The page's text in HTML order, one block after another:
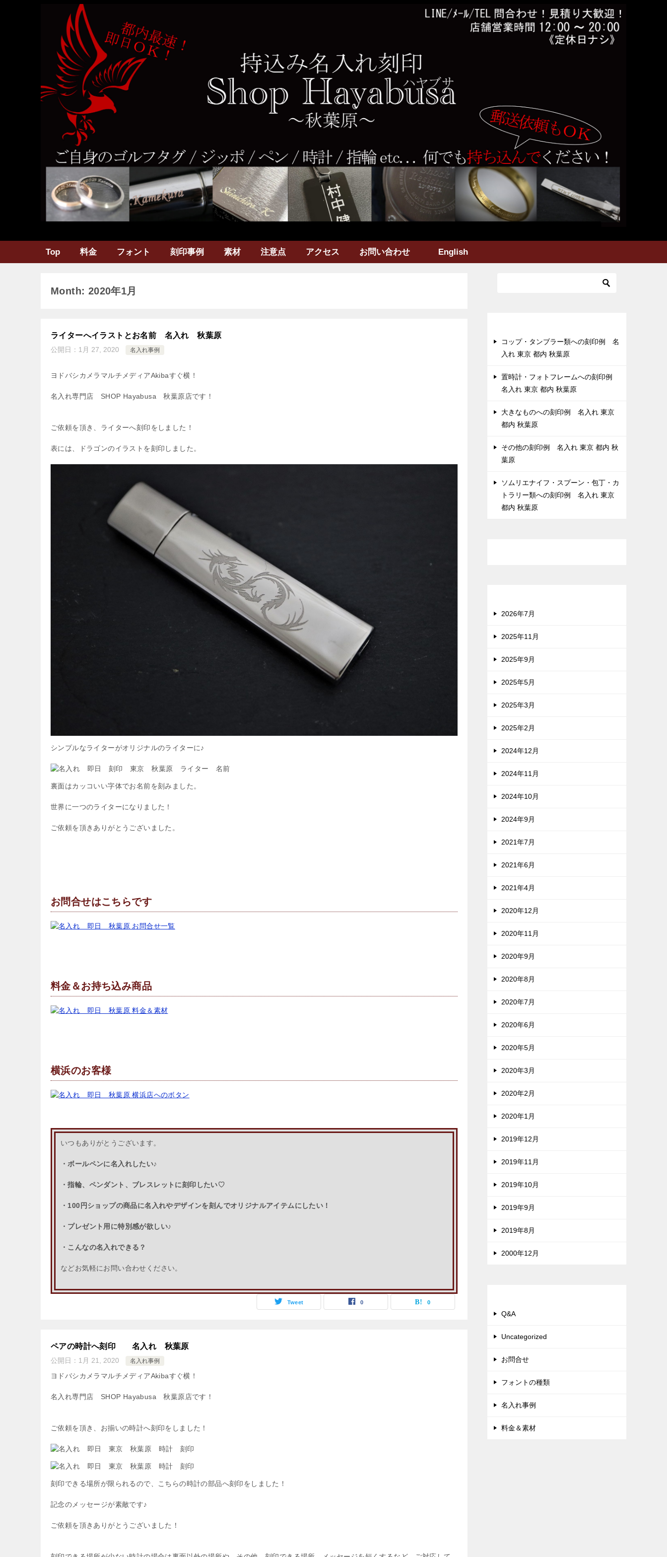
Top 料金 フォント 刻印事例 素材 注意点 アクセス お問い合わせ English
Month: 2020年1月
ライターへイラストとお名前 名入れ 秋葉原
公開日： 1月 27, 2020 名入れ事例
ヨドバシカメラマルチメディアAkibaすぐ横！
名入れ専門店 SHOP Hayabusa 秋葉原店です！
ご依頼を頂き、ライターへ刻印をしました！
表には、ドラゴンのイラストを刻印しました。
シンプルなライターがオリジナルのライターに♪
裏面はカッコいい字体でお名前を刻みました。
世界に一つのライターになりました！
ご依頼を頂きありがとうございました。
お問合せはこちらです
料金＆お持ち込み商品
横浜のお客様
いつもありがとうございます。
・ボールペンに名入れしたい♪
・指輪、ペンダント、ブレスレットに刻印したい♡
・100円ショップの商品に名入れやデザインを刻んでオリジナルアイテムにしたい！
・プレゼント用に特別感が欲しい♪
・こんなの名入れできる？
などお気軽にお問い合わせください。
Tweet 0 0
ペアの時計へ刻印 名入れ 秋葉原
公開日： 1月 21, 2020 名入れ事例
ヨドバシカメラマルチメディアAkibaすぐ横！
名入れ専門店 SHOP Hayabusa 秋葉原店です！
ご依頼を頂き、お揃いの時計へ刻印をしました！
刻印できる場所が限られるので、こちらの時計の部品へ刻印をしました！
記念のメッセージが素敵です♪
ご依頼を頂きありがとうございました！
コップ・タンブラー類への刻印例 名
入れ 東京 都内 秋葉原
置時計・フォトフレームへの刻印例
名入れ 東京 都内 秋葉原
大きなものへの刻印例 名入れ 東京
都内 秋葉原
その他の刻印例 名入れ 東京 都内 秋
葉原
ソムリエナイフ・スプーン・包丁・カ
トラリー類への刻印例 名入れ 東京
都内 秋葉原
2026年7月
2025年11月
2025年9月
2025年5月
2025年3月
2025年2月
2024年12月
2024年11月
2024年10月
2024年9月
2021年7月
2021年6月
2021年4月
2020年12月
2020年11月
2020年9月
2020年8月
2020年7月
2020年6月
2020年5月
2020年3月
2020年2月
2020年1月
2019年12月
2019年11月
2019年10月
2019年9月
2019年8月
2000年12月
Q&A
Uncategorized
お問合せ
フォントの種類
名入れ事例
料金＆素材